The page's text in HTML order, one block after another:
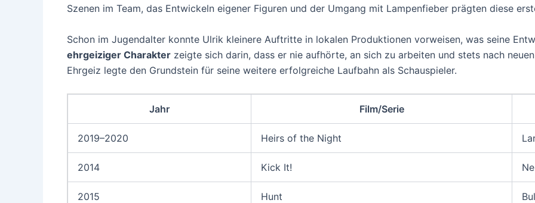
Szenen im Team, das Entwickeln eigener Figuren und der Umgang mit Lampenfieber prägten diese
Schon im Jugendalter konnte Ulrik kleinere Auftritte in lokalen Produktionen vorweisen, was seine
ehrgeiziger Charakter zeigte sich darin, dass er nie aufhörte, an sich zu arbeiten und stets nach
Ehrgeiz legte den Grundstein für seine weitere erfolgreiche Laufbahn als Schauspieler.
Jahr Film/Serie
2019–2020 Heirs of the Night
2014 Kick It!
2015 Hunt